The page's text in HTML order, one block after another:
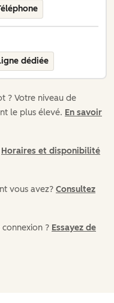
dédiée
? Votre niveau de
le plus élevé. En savoir
Horaires et disponibilité
vous avez? Consultez
? Essayez de